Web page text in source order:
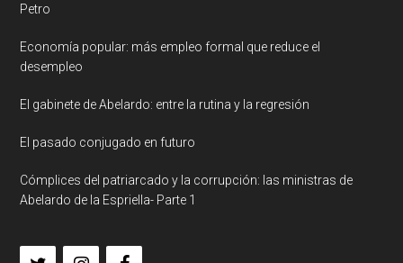
Petro
Economía popular: más empleo formal que reduce el
desempleo
El gabinete de Abelardo: entre la rutina y la regresión
El pasado conjugado en futuro
Cómplices del patriarcado y la corrupción: las ministras de
Abelardo de la Espriella- Parte 1